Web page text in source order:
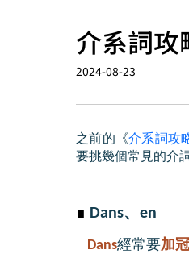
介系詞
2024-08-23
之前的《介系詞攻
要挑幾個常見的介
∎ Dans、 en
Dans經常要加